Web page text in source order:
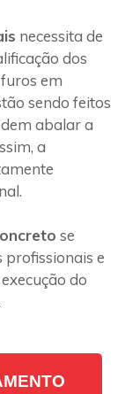
necessita de
dos
em
sendo feitos
abalar a
a
se
profissionais e
do